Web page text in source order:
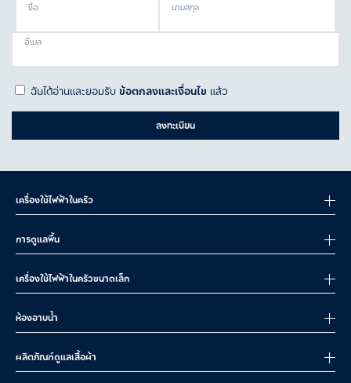
เลือกเครื่องดูดฝุ่นไร้สายอย่างไรให้ตอบโจทย์การใช้งาน?
การเลือกเครื่องดูดฝุ่นไร้สายที่เหมาะสมขึ้นอยู่กับขนาดบ้าน ประเภทพื้น
ผิว และวิถีในการทำความสะอาดของคุณ รวมถึงมีสิ่งสำคัญอื่น
พิจารณาประกอบด้วย:
ถ้าต้องทำความสะอาดหลายห้อง แนะนำให้เลือกเครื่องที่ใช้งานได้ราว 40-
ได้ ทำให้เพิ่มเวลาใช้งานได้อีกเท่าตัวเมื่อมีแบตเสริม
2.แรงดูด
เครื่องดูดฝุ่นไร้สายอีเลคโทรลักซ์ให้แรงดูดสูงสุดถึง 200 Air Watts ดูดได้
ตั้งแต่ฝุ่นละเอียด เศษขนม ไปจนถึงขนสัตว์หรือสิ่งสกปรกในพรม
ถ้าบ้านมีทั้งพื้นแข็งและพรม แนะนำรุ่นที่หัวแปรงเป็นแบบ Multi-surface และ
ควรมีหัว Soft Roller เพื่อป้องกันรอยบนพื้นไม้หรือกระเบื้อง
4.น้ำหนักและความถนัดมือ
หากต้องใช้งานทุกวัน ก็ต้องเน้นเครื่องดูดฝุ่นไร้สายที่เบาและจับถนัด ซึ่งอี
เลคโทรลักซ์ออกแบบตามหลักสรีรศาสตร์ ลดอาการล้าเวลาถือทำความ
สะอาดนาน
ชื่อ นามสกุล
อีเมล
ฉันได้อ่านและยอมรับข้อตกลงและเงื่อนไข แล้ว
ลงทะเบียน
เครื่องใช้ไฟฟ้าในครัว
การดูแลพื้น
เครื่องใช้ไฟฟ้าในครัวขนาดเล็ก
ห้องอาบน้ำ
ผลิตภัณฑ์ดูแลเสื้อผ้า